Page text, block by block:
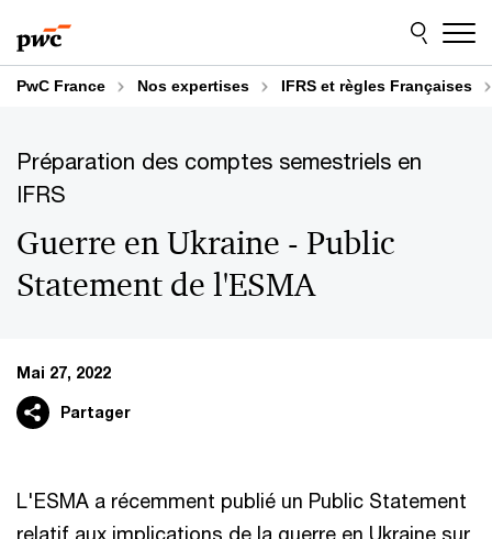
au
contenu
au
pied
dePwC France Nos expertises IFRS et règles Françaises
Préparation des comptes semestriels en
IFRS
Guerre en Ukraine - Public
Statement de l'ESMA
Mai 27, 2022
Partager
L'ESMA a récemment publié un Public Statement
relatif aux implications de la guerre en Ukraine sur